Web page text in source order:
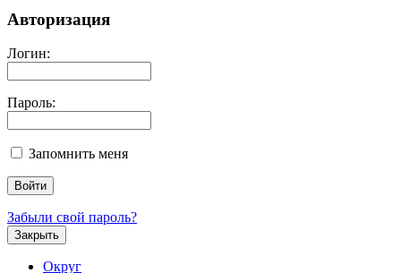
Авторизация
Логин:
Пароль:
Запомнить меня
Забыли свой пароль?
Закрыть
Округ